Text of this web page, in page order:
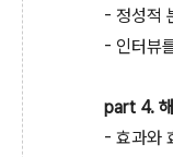
- 정성적
- 인터뷰
part 4.
- 효과와